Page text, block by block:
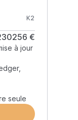
K2
€
à jour
seule